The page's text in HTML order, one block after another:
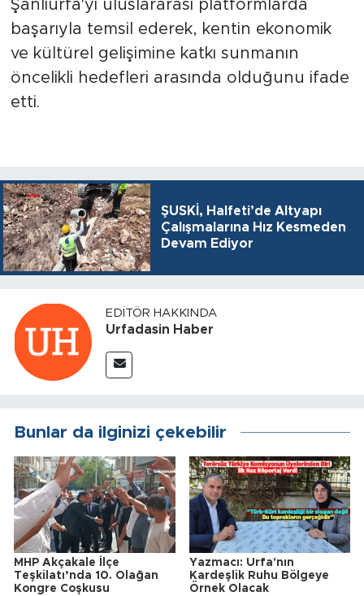
Şanlıurfa'yı uluslararası platformlarda
başarıyla temsil ederek, kentin ekonomik
ve kültürel gelişimine katkı sunmanın
öncelikli hedefleri arasında olduğunu ifade
etti.
ŞUSKİ, Halfeti’de Altyapı
Çalışmalarına Hız Kesmeden
Devam Ediyor
EDITÖR HAKKINDA
Urfadasin Haber
Bunlar da ilginizi çekebilir
MHP Akçakale İlçe
Teşkilatı’nda 10. Olağan
Kongre Coşkusu
Yazmacı: Urfa'nın
Kardeşlik Ruhu Bölgeye
Örnek Olacak